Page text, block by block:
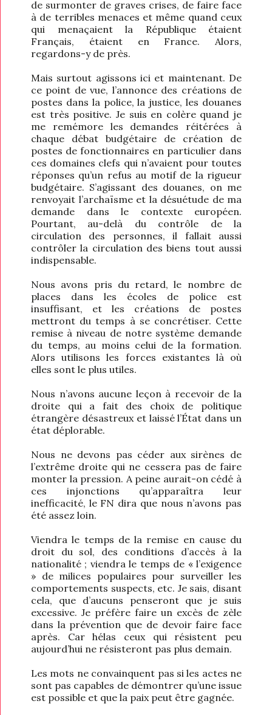
de surmonter de graves crises, de faire face
à de terribles menaces et même quand ceux
qui menaçaient la République étaient
Français, étaient en France. Alors,
regardons-y de près.
Mais surtout agissons ici et maintenant. De
ce point de vue, l’annonce des créations de
postes dans la police, la justice, les douanes
est très positive. Je suis en colère quand je
me remémore les demandes réitérées à
chaque débat budgétaire de création de
postes de fonctionnaires en particulier dans
ces domaines clefs qui n’avaient pour toutes
réponses qu’un refus au motif de la rigueur
budgétaire. S’agissant des douanes, on me
renvoyait l’archaïsme et la désuétude de ma
demande dans le contexte européen.
Pourtant, au-delà du contrôle de la
circulation des personnes, il fallait aussi
contrôler la circulation des biens tout aussi
indispensable.
Nous avons pris du retard, le nombre de
places dans les écoles de police est
insuffisant, et les créations de postes
mettront du temps à se concrétiser. Cette
remise à niveau de notre système demande
du temps, au moins celui de la formation.
Alors utilisons les forces existantes là où
elles sont le plus utiles.
Nous n’avons aucune leçon à recevoir de la
droite qui a fait des choix de politique
étrangère désastreux et laissé l’État dans un
état déplorable.
Nous ne devons pas céder aux sirènes de
l’extrême droite qui ne cessera pas de faire
monter la pression. A peine aurait-on cédé à
ces injonctions qu’apparaîtra leur
inefficacité, le FN dira que nous n’avons pas
été assez loin.
Viendra le temps de la remise en cause du
droit du sol, des conditions d’accès à la
nationalité ; viendra le temps de « l’exigence
» de milices populaires pour surveiller les
comportements suspects, etc. Je sais, disant
cela, que d’aucuns penseront que je suis
excessive. Je préfère faire un excès de zèle
dans la prévention que de devoir faire face
après. Car hélas ceux qui résistent peu
aujourd’hui ne résisteront pas plus demain.
Les mots ne convainquent pas si les actes ne
sont pas capables de démontrer qu’une issue
est possible et que la paix peut être gagnée.